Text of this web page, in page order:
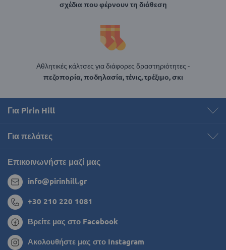
σχέδια που φέρνουν τη διάθεση
Αθλητικές κάλτσες για διάφορες δραστηριότητες -
πεζοπορία, ποδηλασία, τένις, τρέξιμο, σκι
Για Pirin Hill
Για πελάτες
Επικοινωνήστε μαζί μας
info@pirinhill.gr
+30 210 220 1081
Βρείτε μας στο Facebook
Ακολουθήστε μας στο Instagram